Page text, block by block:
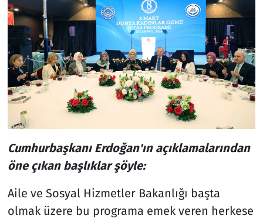
Cumhurbaşkanı Erdoğan'ın açıklamalarından
öne çıkan başlıklar şöyle:
Aile ve Sosyal Hizmetler Bakanlığı başta
olmak üzere bu programa emek veren herkese